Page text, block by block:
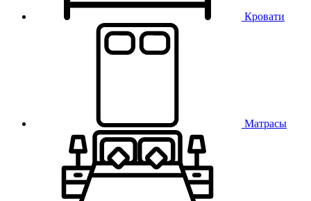
Кровати
Матрасы